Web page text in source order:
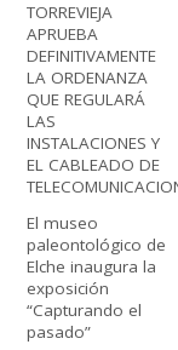
TORREVIEJA
APRUEBA
DEFINITIVAMENTE
LA ORDENANZA
QUE REGULARÁ
LAS
INSTALACIONES Y
EL CABLEADO DE
El museo
paleontológico de
Elche inaugura la
exposición
“Capturando el
pasado”